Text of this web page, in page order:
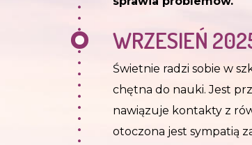
WRZESIEŃ
Świetnie radzi sobie w
chętna do nauki. Jest
nawiązuje kontakty z
otoczona jest sympatią